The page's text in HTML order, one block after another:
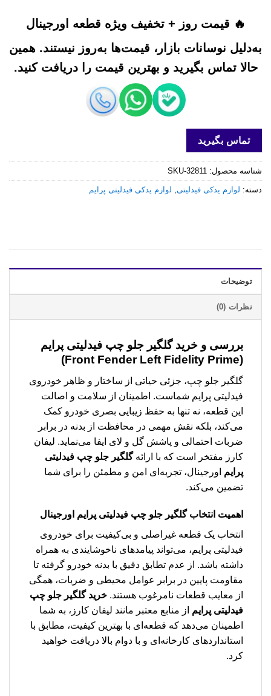
🔥 قیمت روز + تخفیف ویژه قطعه اورجینال
به‌دلیل نوسانات بازار، قیمت‌ها به‌روز نیستند. همین
حالا تماس بگیرید و بهترین قیمت را دریافت کنید.
تماس بگیرید
شناسه محصول: SKU-32811
دسته: لوازم یدکی فیدلیتی, لوازم یدکی فیدلیتی پرایم
توضیحات
نظرات (0)
بررسی و خریدگلگیر جلو چپ فیدلیتی پرایم
(Front Fender Left Fidelity Prime)
گلگیر جلو چپ، جزئی حیاتی از ساختار و ظاهر خودروی
فیدلیتی پرایم شماست. اطمینان از سلامت و اصالت
این قطعه، نه تنها به حفظ زیبایی بصری خودرو کمک
می‌کند، بلکه نقش مهمی در محافظت از بدنه در برابر
ضربات احتمالی و پاشش گل و لای ایفا می‌نماید. لیفان
کارز مفتخر است که با ارائهگلگیر جلو چپ فیدلیتی
پرایم اورجینال، تجربه‌ای امن و مطمئن را برای شما
تضمین می‌کند.
اهمیت انتخاب گلگیر جلو چپ فیدلیتی پرایم اورجینال
انتخاب یک قطعه غیراصلی و بی‌کیفیت برای خودروی
فیدلیتی پرایم، می‌تواند پیامدهای ناخوشایندی به همراه
داشته باشد. از عدم تطابق دقیق با بدنه خودرو گرفته تا
مقاومت پایین در برابر عوامل محیطی و ضربات، همگی
از معایب قطعات نامرغوب هستند. خرید گلگیر جلو چپ
فیدلیتی پرایم از منابع معتبر مانند لیفان کارز، به شما
اطمینان می‌دهد که قطعه‌ای با بهترین کیفیت، مطابق با
استانداردهای کارخانه‌ای و با دوام بالا دریافت خواهید
کرد.